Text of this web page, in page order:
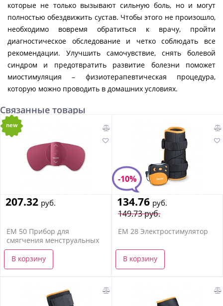
которые не только вызывают сильную боль, но и могут
полностью обездвижить сустав. Чтобы этого не произошло,
необходимо вовремя обратиться к врачу, пройти
диагностическое обследование и четко соблюдать все
рекомендации. Улучшить самочувствие, снять болевой
синдром и предотвратить развитие болезни поможет
миостимуляция – физиотерапевтическая процедура,
которую можно проводить в домашних условиях.
Связанные товары
new
207.32 руб.
EM 50 Прибор для
смягчения менструальных
болей
В корзину
-10%
149.73 руб.
134.76 руб.
EM 28 Электростимулятор
В корзину